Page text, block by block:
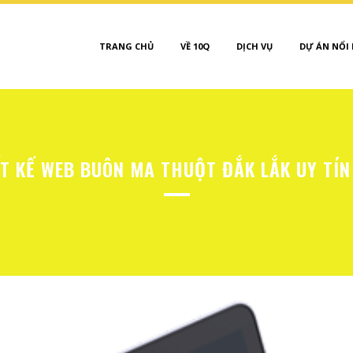
TRANG CHỦ VỀ 10Q DỊCH VỤ DỰ ÁN NỔI
KẾ WEB BUÔN MA THUỘT ĐẮK LẮK UY